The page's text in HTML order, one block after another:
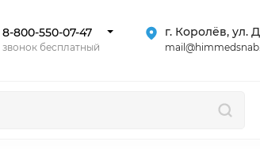
8-800-550-07-47
звонок бесплатный
г. Королёв, ул.